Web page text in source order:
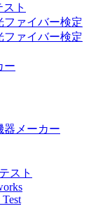
ト
ファイバー検定
ファイバー検定
ー
器メーカー
スト